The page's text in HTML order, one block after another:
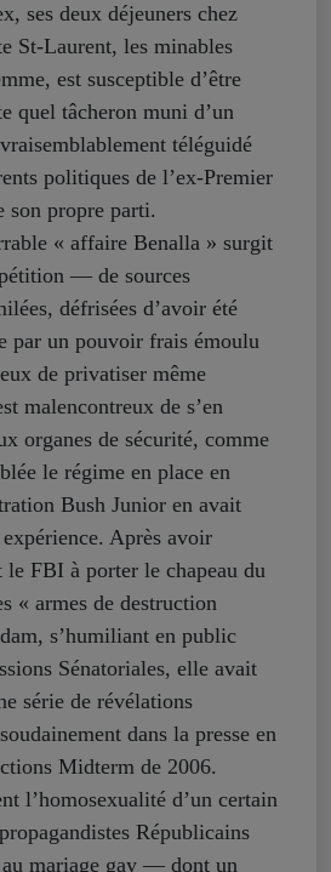
ses deux déjeuners chez
St-Laurent, les minables
est susceptible d’être
quel tâcheron muni d’un
téléguidé
politiques de l’ex-Premier
son propre parti.
« affaire Benalla » surgit
— de sources
défrisées d’avoir été
par un pouvoir frais émoulu
de privatiser même
malencontreux de s’en
organes de sécurité, comme
le régime en place en
Bush Junior en avait
Après avoir
FBI à porter le chapeau du
« armes de destruction
s’humiliant en public
Sénatoriales, elle avait
série de révélations
dans la presse en
Midterm de 2006.
l’homosexualité d’un certain
Républicains
mariage gay — dont un